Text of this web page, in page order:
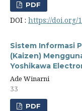
PDF
DOI : https://doi.org/
Sistem Informasi
(Kaizen)
Yoshikawa
Ade Winarni
33
PDF